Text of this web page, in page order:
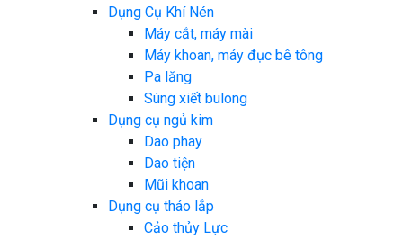
Dụng Cụ Khí Nén
Máy cắt, máy mài
Máy khoan, máy đục bê tông
Pa lăng
Súng xiết bulong
Dụng cụ ngủ kim
Dao phay
Dao tiện
Mũi khoan
Dụng cụ tháo lắp
Cảo thủy Lực